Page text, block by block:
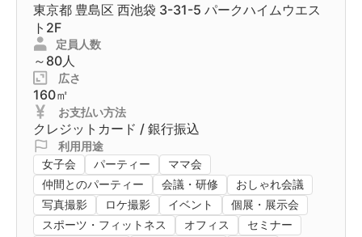
東京都 豊島区 西池袋 3-31-5 パークハイムウエス
ト2F
定員人数
～80人
広さ
160㎡
お支払い方法
クレジットカード / 銀行振込
利用用途
女子会
パーティー
ママ会
仲間とのパーティー
会議・研修
おしゃれ会議
写真撮影
ロケ撮影 イベント
個展・展示会
スポーツ・フィットネス
オフィス
セミナー